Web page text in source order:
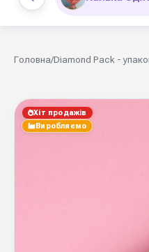
Головна/Diamond Pack -
Хіт продажів
Виробляємо